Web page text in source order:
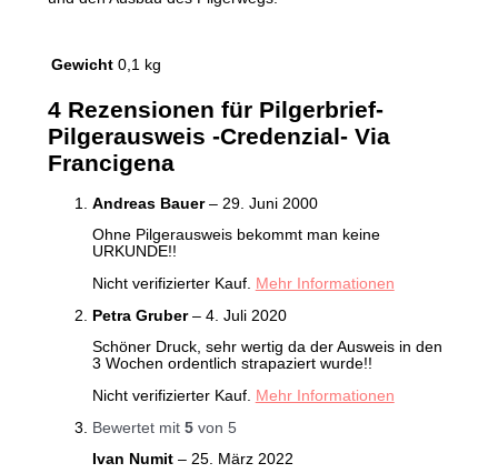
Gewicht 0,1 kg
4 Rezensionen für Pilgerbrief-
Pilgerausweis -Credenzial- Via
Francigena
Andreas Bauer – 29. Juni 2000
Ohne Pilgerausweis bekommt man keine
URKUNDE!!
Nicht verifizierter Kauf.
Mehr Informationen
Petra Gruber – 4. Juli 2020
Schöner Druck, sehr wertig da der Ausweis in den
3 Wochen ordentlich strapaziert wurde!!
Nicht verifizierter Kauf.
Mehr Informationen
Bewertet mit 5von 5
Ivan Numit – 25. März 2022